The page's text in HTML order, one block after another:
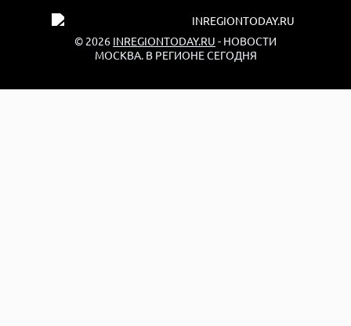
© 2026 INREGIONTODAY.RU - НОВОСТИ
МОСКВА. В РЕГИОНЕ СЕГОДНЯ